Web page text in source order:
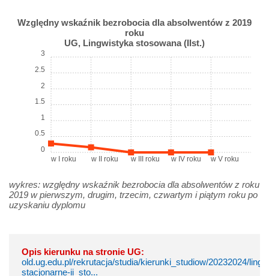
Względny wskaźnik bezrobocia dla absolwentów z 2019
roku
UG, Lingwistyka stosowana (IIst.)
w I roku w II roku w III roku w IV roku w V roku
0
0.5
1
1.5
2
2.5
3
wykres: względny wskaźnik bezrobocia dla absolwentów z roku
2019 w pierwszym, drugim, trzecim, czwartym i piątym roku po
uzyskaniu dyplomu
Opis kierunku na stronie UG:
old.ug.edu.pl/rekrutacja/studia/kierunki_studiow/20232024/
stacjonarne-ii_sto...